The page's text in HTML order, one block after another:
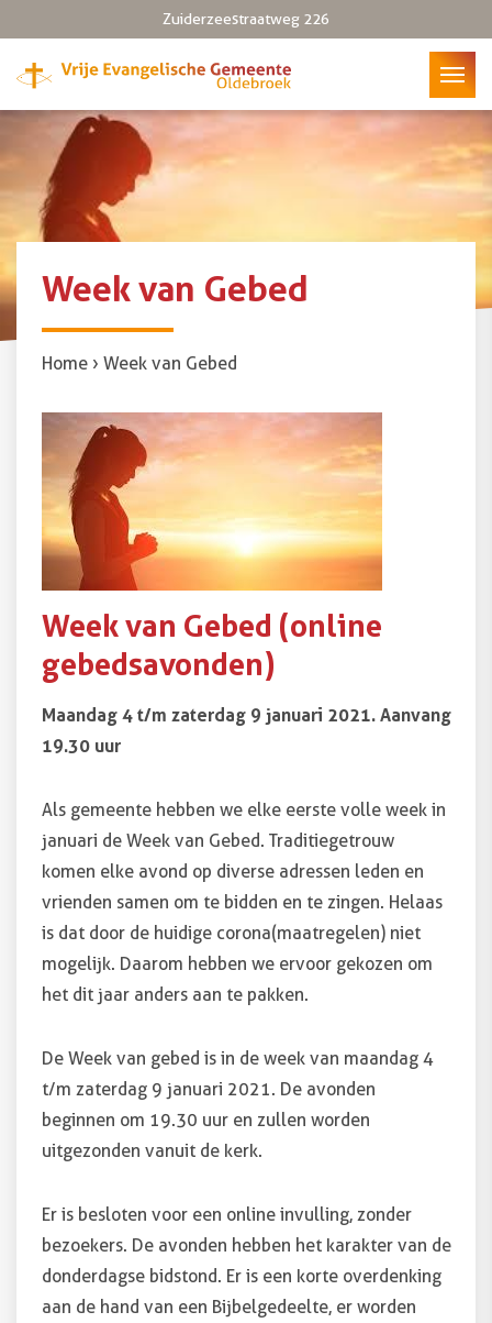
Zuiderzeestraatweg 226
Week van Gebed
Home› Week van Gebed
Week van Gebed (online
gebedsavonden)
Maandag 4 t/m zaterdag 9 januari 2021. Aanvang
19.30 uur
Als gemeente hebben we elke eerste volle week in
januari de Week van Gebed. Traditiegetrouw
komen elke avond op diverse adressen leden en
vrienden samen om te bidden en te zingen. Helaas
is dat door de huidige corona(maatregelen) niet
mogelijk. Daarom hebben we ervoor gekozen om
het dit jaar anders aan te pakken.
De Week van gebed is in de week van maandag 4
t/m zaterdag 9 januari 2021. De avonden
beginnen om 19.30 uur en zullen worden
uitgezonden vanuit de kerk.
Er is besloten voor een online invulling, zonder
bezoekers. De avonden hebben het karakter van de
donderdagse bidstond. Er is een korte overdenking
aan de hand van een Bijbelgedeelte, er worden